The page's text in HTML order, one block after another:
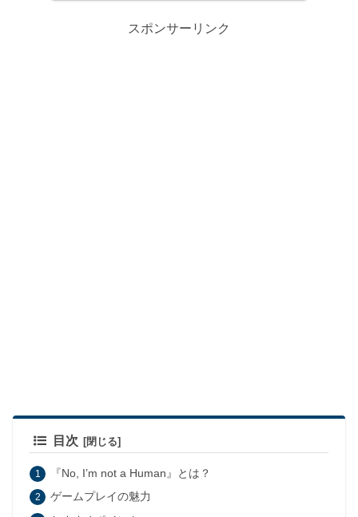
スポンサーリンク
目次
『No, I’m not a Human』とは？
ゲームプレイの魅力